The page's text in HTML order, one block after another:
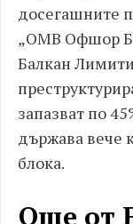
досегашните
„ОМВ Офшор
Балкан
запазват по
държава вече
блока.
Още от